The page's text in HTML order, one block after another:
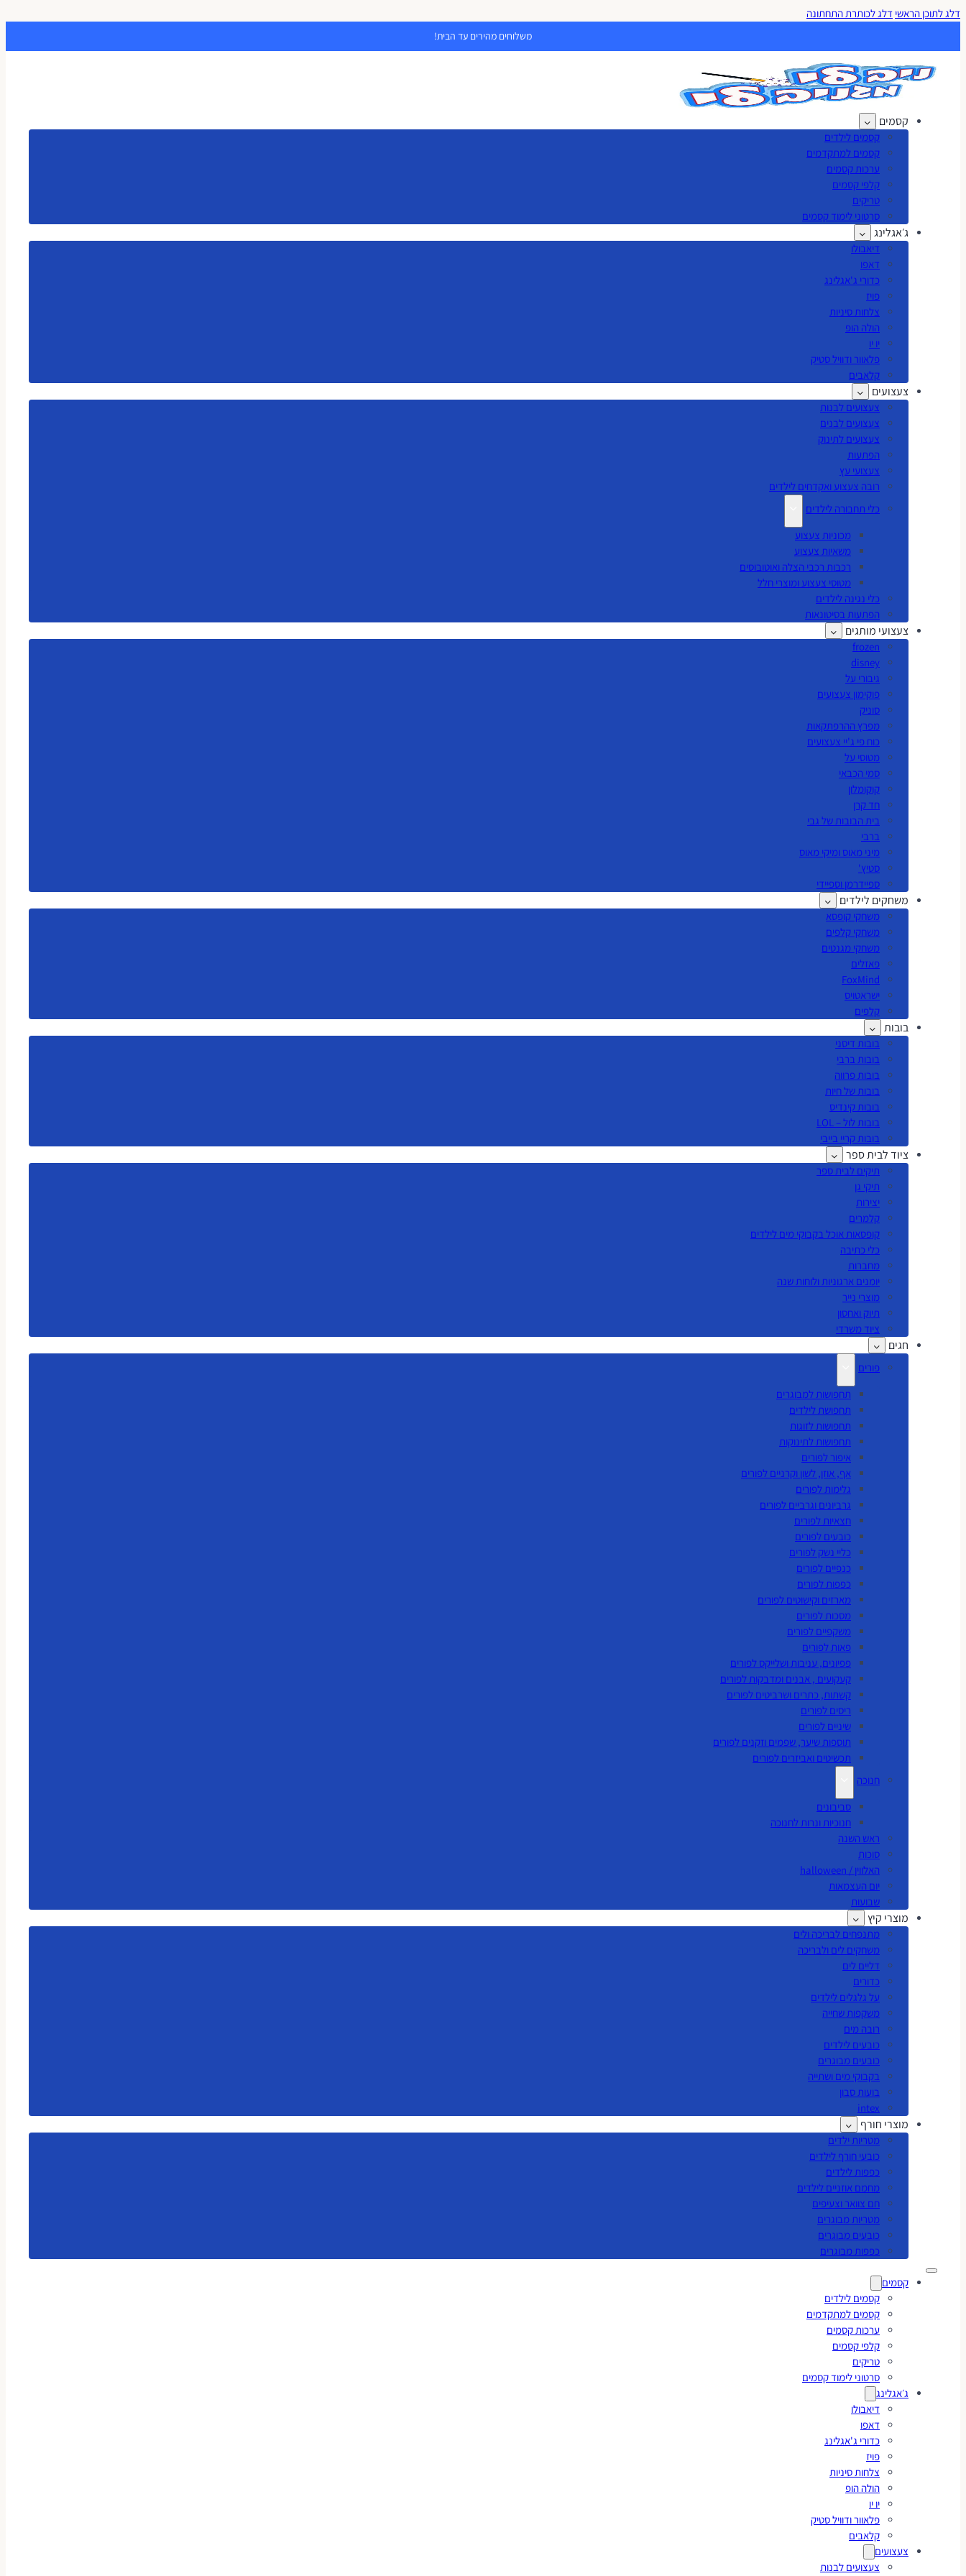
דלג לתוכן הראשי דלג לכותרת התחתונה
משלוחים מהירים עד הבית!
קסמים
קסמים לילדים
קסמים למתקדמים
ערכות קסמים
קלפי קסמים
טריקים
סרטוני לימוד קסמים
ג׳אגלינג
דיאבולו
דאפו
כדורי ג'אגלינג
פויז
צלחות סיניות
הולה הופ
יו יו
פלאוור ודוויל סטיק
קלאבים
צעצועים
צעצועים לבנות
צעצועים לבנים
צעצועים לתינוק
הפתעות
צעצועי עץ
רובה צעצוע ואקדחים לילדים
כלי תחבורה לילדים
מכוניות צעצוע
משאיות צעצוע
רכבות רכבי הצלה ואוטובוסים
מטוסי צעצוע ומוצרי חלל
כלי נגינה לילדים
הפתעות בסיטונאות
צעצועי מותגים
frozen
disney
גיבורי על
פוקימון צעצועים
סוניק
מפרץ ההרפתקאות
כוח פי ג'יי צעצועים
מטוסי על
סמי הכבאי
קוקומלון
חד קרן
בית הבובות של גבי
ברבי
מיני מאוס ומיקי מאוס
סטיץ'
ספיידרמן וספיידי
משחקים לילדים
משחקי קופסא
משחקי קלפים
משחקי מגנטים
פאזלים
FoxMind
ישראטויס
קלפים
בובות
בובות דיסני
בובות ברבי
בובות פרווה
בובות של חיות
בובות קינדיס
בובות לול – LOL
בובות קריי בייבי
ציוד לבית ספר
תיקים לבית ספר
תיקי גן
יצירות
קלמרים
קופסאות אוכל בקבוקי מים לילדים
כלי כתיבה
מחברות
יומנים ארגוניות ולוחות שנה
מוצרי נייר
תיוק ואחסון
ציוד משרדי
חגים
פורים
תחפושות למבוגרים
תחפושת לילדים
תחפושות לזוגות
תחפושות לתינוקות
איפור לפורים
אף, אוזן, לשון וקרניים לפורים
גלימות לפורים
גרביונים וגרביים לפורים
חצאיות לפורים
כובעים לפורים
כליי נשק לפורים
כנפיים לפורים
כפפות לפורים
מארזים וקישוטים לפורים
מסכות לפורים
משקפיים לפורים
פאות לפורים
פפיונים, עניבות ושלייקס לפורים
קעקועים , אבנים ומדבקות לפורים
קשתות, כתרים ושרביטים לפורים
ריסים לפורים
שיניים לפורים
תוספות שיער, שפמים וזקנים לפורים
תכשיטים ואביזרים לפורים
חנוכה
סביבונים
חנוכיות ונרות לחנוכה
ראש השנה
סוכות
האלווין / halloween
יום העצמאות
שבועות
מוצרי קיץ
מתנפחים לבריכה ולים
משחקים לים ולבריכה
דליים לים
כדורים
על גלגלים לילדים
משקפות שחייה
רובה מים
כובעים לילדים
כובעים מבוגרים
בקבוקי מים ושתייה
בועות סבון
intex
מוצרי חורף
מטריות ילדים
כובעי חורף לילדים
כפפות לילדים
מחמם אוזניים לילדים
חם צוואר וצעיפים
מטריות מבוגרים
כובעים מבוגרים
כפפות מבוגרים
קסמים
קסמים לילדים
קסמים למתקדמים
ערכות קסמים
קלפי קסמים
טריקים
סרטוני לימוד קסמים
ג׳אגלינג
דיאבולו
דאפו
כדורי ג'אגלינג
פויז
צלחות סיניות
הולה הופ
יו יו
פלאוור ודוויל סטיק
קלאבים
צעצועים
צעצועים לבנות